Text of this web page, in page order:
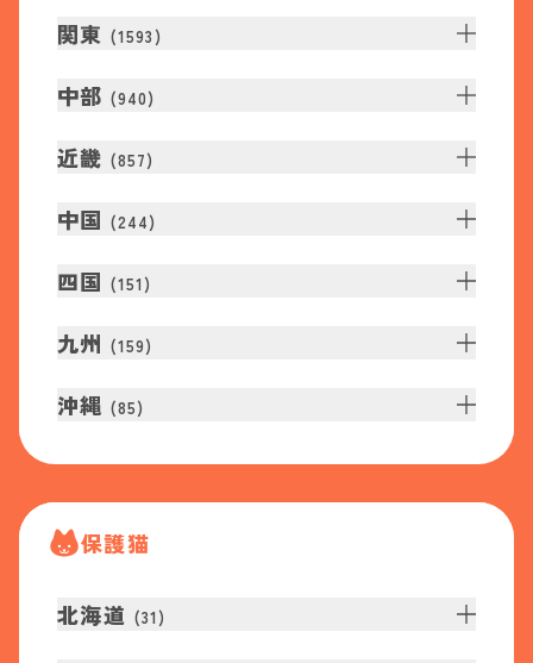
関東 (1593 )
中部 (940)
近畿 (857)
中国 (244)
四国 (151 )
九州 (159)
沖縄 (85)
保護猫
北海道 (31 )